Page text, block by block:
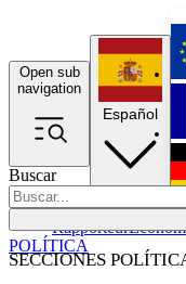
Open sub
navigation
Buscar
SECCIONES
Rapporteur
Español
POLÍTICA